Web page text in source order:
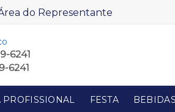
do Representante
6241
6241
PROFISSIONAL FESTA